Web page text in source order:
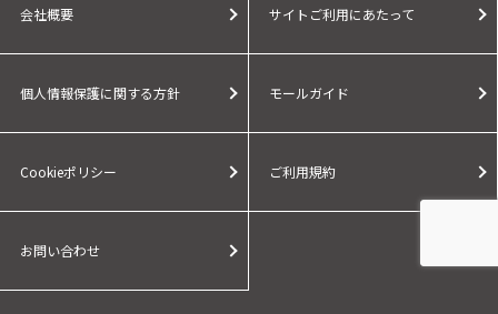
会社概要 サイトご利用にあたって
個人情報保護に関する方針 モールガイド
Cookieポリシー ご利用規約
お問い合わせ